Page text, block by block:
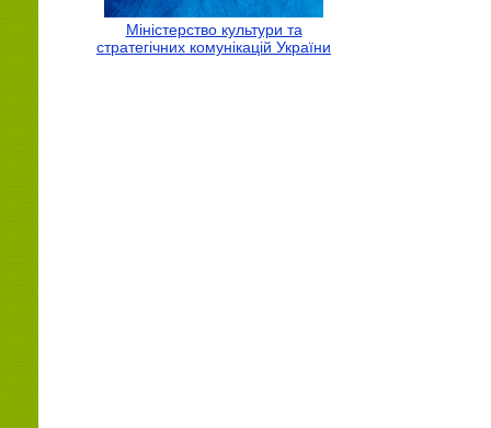
Міністерство культури та
стратегічних комунікацій України